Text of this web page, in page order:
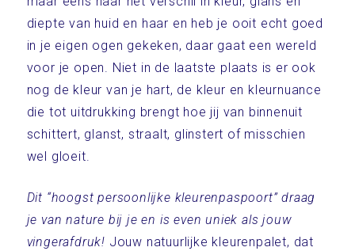
diepte van huid en haar en heb je ooit echt goed
in je eigen ogen gekeken, daar gaat een wereld
voor je open. Niet in de laatste plaats is er ook
nog de kleur van je hart, de kleur en kleurnuance
die tot uitdrukking brengt hoe jij van binnenuit
schittert, glanst, straalt, glinstert of misschien
wel gloeit.
Dit “hoogst persoonlijke kleurenpaspoort” draag
je van nature bij je en is even uniek als jouw
vingerafdruk! Jouw natuurlijke kleurenpalet, dat